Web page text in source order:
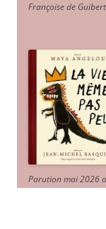
Françoise de
Parution mai 2026